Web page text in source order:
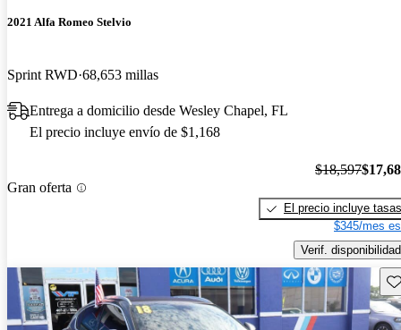
2021 Alfa Romeo Stelvio
Sprint RWD 68,653 millas
Entrega a domicilio desde Wesley Chapel, FL
El precio incluye envío de $1,168
Gran oferta
$18,597
El precio incluye tasas
$345/mes
Verif. disponibilidad